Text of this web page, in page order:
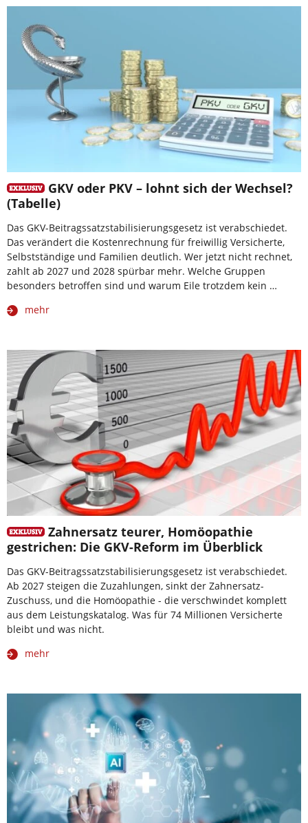
GKV oder PKV – lohnt sich der Wechsel?
(Tabelle)
Das GKV-Beitragssatzstabilisierungsgesetz ist verabschiedet.
Das verändert die Kostenrechnung für freiwillig Versicherte,
Selbstständige und Familien deutlich. Wer jetzt nicht rechnet,
zahlt ab 2027 und 2028 spürbar mehr. Welche Gruppen
besonders betroffen sind und warum Eile trotzdem kein …
mehr
Zahnersatz teurer, Homöopathie
gestrichen: Die GKV-Reform im Überblick
Das GKV-Beitragssatzstabilisierungsgesetz ist verabschiedet.
Ab 2027 steigen die Zuzahlungen, sinkt der Zahnersatz-
Zuschuss, und die Homöopathie - die verschwindet komplett
aus dem Leistungskatalog. Was für 74 Millionen Versicherte
bleibt und was nicht.
mehr